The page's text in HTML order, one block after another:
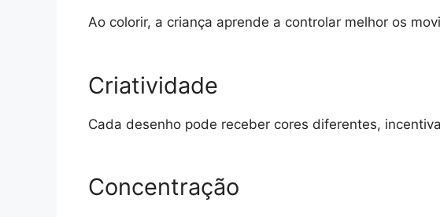
Ao colorir, a criança aprende a controlar melhor os
Criatividade
Cada desenho pode receber cores diferentes,
Concentração